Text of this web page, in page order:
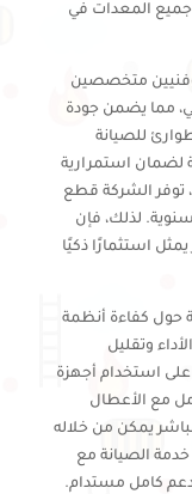
المعدات في
متخصصين
مما يضمن جودة
للصيانة
لضمان استمرارية
توفر الشركة قطع
لذلك، فإن
استثمارًا ذكيًا
حول كفاءة أنظمة
وتقليل
استخدام أجهزة
مع الأعطال
يمكن من خلاله
الصيانة مع
دعم كامل مستدام.